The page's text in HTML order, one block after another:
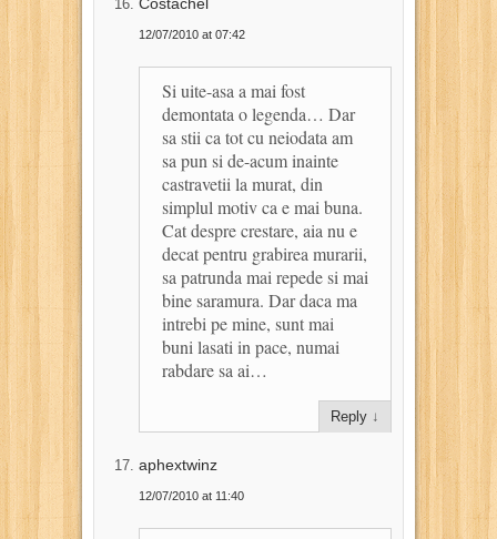
12/07/2010 at 07:42
Si uite-asa a mai fost
demontata o legenda… Dar
sa stii ca tot cu neiodata am
sa pun si de-acum inainte
castravetii la murat, din
simplul motiv ca e mai buna.
Cat despre crestare, aia nu e
decat pentru grabirea murarii,
sa patrunda mai repede si mai
bine saramura. Dar daca ma
intrebi pe mine, sunt mai
buni lasati in pace, numai
rabdare sa ai…
Reply ↓
aphextwinz
12/07/2010 at 11:40